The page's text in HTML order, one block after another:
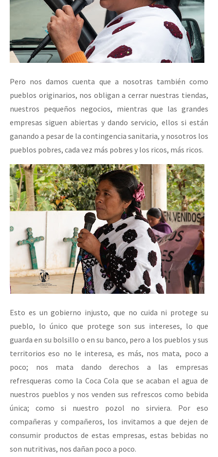
Pero nos damos cuenta que a nosotras también como
pueblos originarios, nos obligan a cerrar nuestras tiendas,
nuestros pequeños negocios, mientras que las grandes
empresas siguen abiertas y dando servicio, ellos si están
ganando a pesar de la contingencia sanitaria, y nosotros los
pueblos pobres, cada vez más pobres y los ricos, más ricos.
Esto es un gobierno injusto, que no cuida ni protege su
pueblo, lo único que protege son sus intereses, lo que
guarda en su bolsillo o en su banco, pero a los pueblos y sus
territorios eso no le interesa, es más, nos mata, poco a
poco; nos mata dando derechos a las empresas
refresqueras como la Coca Cola que se acaban el agua de
nuestros pueblos y nos venden sus refrescos como bebida
única; como si nuestro pozol no sirviera. Por eso
compañeras y compañeros, los invitamos a que dejen de
consumir productos de estas empresas, estas bebidas no
son nutritivas, nos dañan poco a poco.